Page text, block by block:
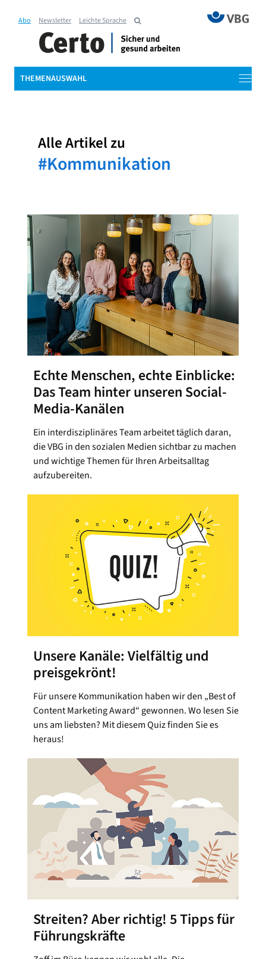
Abo Newsletter Leichte Sprache
THEMENAUSWAHL
Alle Artikel zu
#Kommunikation
Echte Menschen, echte Einblicke:
Das Team hinter unseren Social-
Media-Kanälen
Ein interdisziplinäres Team arbeitet täglich daran,
die VBG in den sozialen Medien sichtbar zu machen
und wichtige Themen für Ihren Arbeitsalltag
aufzubereiten.
Unsere Kanäle: Vielfältig und
preisgekrönt!
Für unsere Kommunikation haben wir den „Best of
Content Marketing Award“ gewonnen. Wo lesen Sie
uns am liebsten? Mit diesem Quiz finden Sie es
heraus!
Streiten? Aber richtig! 5 Tipps für
Führungskräfte